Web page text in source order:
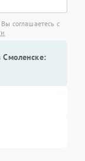
соглашаетесь с
Смоленске: